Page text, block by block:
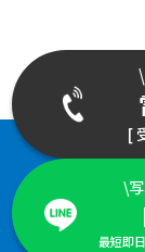
[
\
最短即